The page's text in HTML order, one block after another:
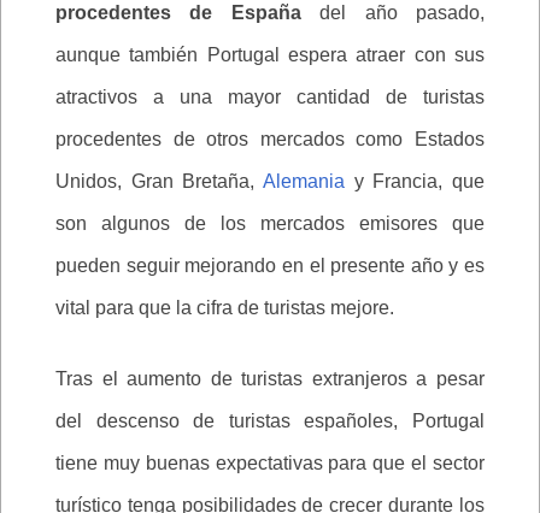
procedentes de Españadel año pasado,
aunque también Portugal espera atraer con sus
atractivos a una mayor cantidad de turistas
procedentes de otros mercados como Estados
Unidos, Gran Bretaña, Alemania y Francia, que
son algunos de los mercados emisores que
pueden seguir mejorando en el presente año y es
vital para que la cifra de turistas mejore.
Tras el aumento de turistas extranjeros a pesar
del descenso de turistas españoles, Portugal
tiene muy buenas expectativas para que el sector
turístico tenga posibilidades de crecer durante los